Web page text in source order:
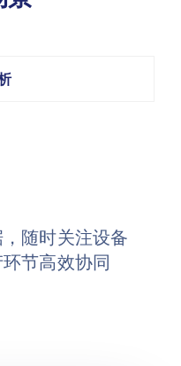
随时关注设备
节高效协同